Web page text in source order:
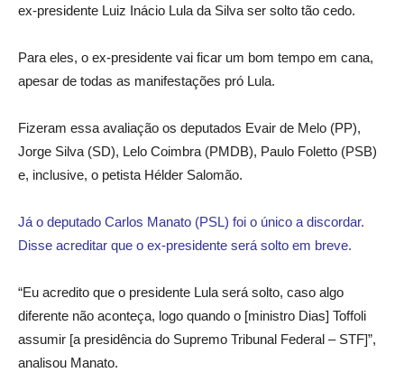
ex-presidente Luiz Inácio Lula da Silva ser solto tão cedo.
Para eles, o ex-presidente vai ficar um bom tempo em cana,
apesar de todas as manifestações pró Lula.
Fizeram essa avaliação os deputados Evair de Melo (PP),
Jorge Silva (SD), Lelo Coimbra (PMDB), Paulo Foletto (PSB)
e, inclusive, o petista Hélder Salomão.
Já o deputado Carlos Manato (PSL) foi o único a discordar.
Disse acreditar que o ex-presidente será solto em breve.
“Eu acredito que o presidente Lula será solto, caso algo
diferente não aconteça, logo quando o [ministro Dias] Toffoli
assumir [a presidência do Supremo Tribunal Federal – STF]”,
analisou Manato.